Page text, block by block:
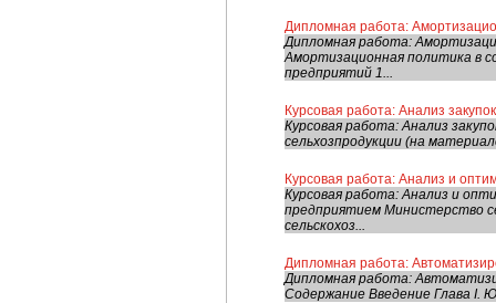
Дипломная работа:
Дипломная работа:
Амортизационная политика в
предприятий 1...
Курсовая работа: Анализ
Курсовая работа: Анализ
сельхозпродукции (на
Курсовая работа: Анализ и
Курсовая работа: Анализ и
предприятием Министерство
сельскохоз...
Дипломная работа:
Дипломная работа:
Содержание Введение Глава I.